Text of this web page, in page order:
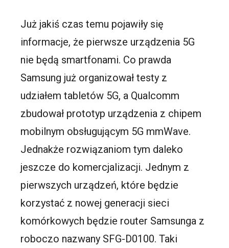
Już jakiś czas temu pojawiły się
informacje, że pierwsze urządzenia 5G
nie będą smartfonami. Co prawda
Samsung już organizował testy z
udziałem tabletów 5G, a Qualcomm
zbudował prototyp urządzenia z chipem
mobilnym obsługującym 5G mmWave.
Jednakże rozwiązaniom tym daleko
jeszcze do komercjalizacji. Jednym z
pierwszych urządzeń, które będzie
korzystać z nowej generacji sieci
komórkowych będzie router Samsunga z
roboczo nazwany SFG-D0100. Taki